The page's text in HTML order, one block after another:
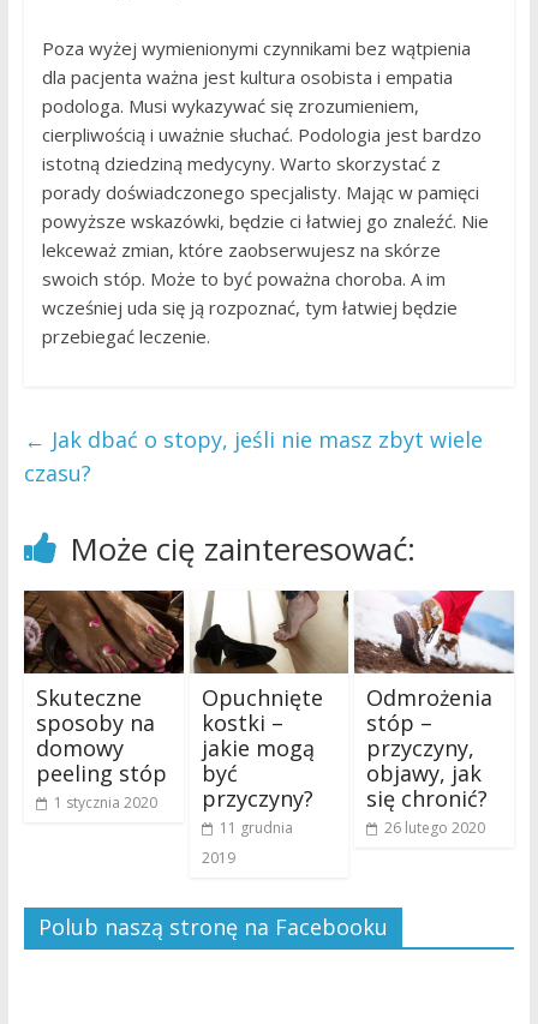
Poza wyżej wymienionymi czynnikami bez wątpienia
dla pacjenta ważna jest kultura osobista i empatia
podologa. Musi wykazywać się zrozumieniem,
cierpliwością i uważnie słuchać. Podologia jest bardzo
istotną dziedziną medycyny. Warto skorzystać z
porady doświadczonego specjalisty. Mając w pamięci
powyższe wskazówki, będzie ci łatwiej go znaleźć. Nie
lekceważ zmian, które zaobserwujesz na skórze
swoich stóp. Może to być poważna choroba. A im
wcześniej uda się ją rozpoznać, tym łatwiej będzie
przebiegać leczenie.
← Jak dbać o stopy, jeśli nie masz zbyt wiele
czasu?
Może cię zainteresować:
Skuteczne
sposoby na
domowy
peeling stóp
1 stycznia 2020
Opuchnięte
kostki –
jakie mogą
być
przyczyny?
11 grudnia
2019
Odmrożenia
stóp –
przyczyny,
objawy, jak
się chronić?
26 lutego 2020
Polub naszą stronę na Facebooku